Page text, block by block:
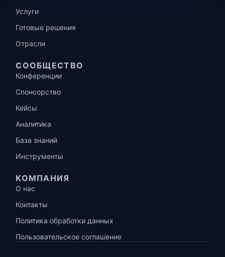
Услуги
Готовые решения
Отрасли
СООБЩЕСТВО
Конференции
Спонсорство
Кейсы
Аналитика
База знаний
Инструменты
КОМПАНИЯ
О нас
Контакты
Политика обработки данных
Пользовательское соглашение